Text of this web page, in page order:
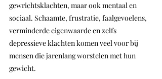
gewrichtsklachten, maar ook mentaal en
sociaal. Schaamte, frustratie, faalgevoelens,
verminderde eigenwaarde en zelfs
depressieve klachten komen veel voor bij
mensen die jarenlang worstelen met hun
gewicht.